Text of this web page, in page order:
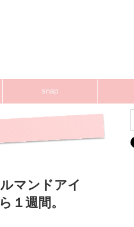
snap
マンドアイ
１週間。